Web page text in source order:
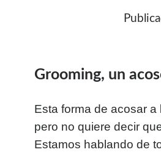
Grooming, un
Esta forma de acosar
pero no quiere decir
Estamos hablando de